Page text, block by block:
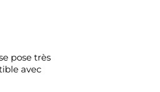
pose très
avec